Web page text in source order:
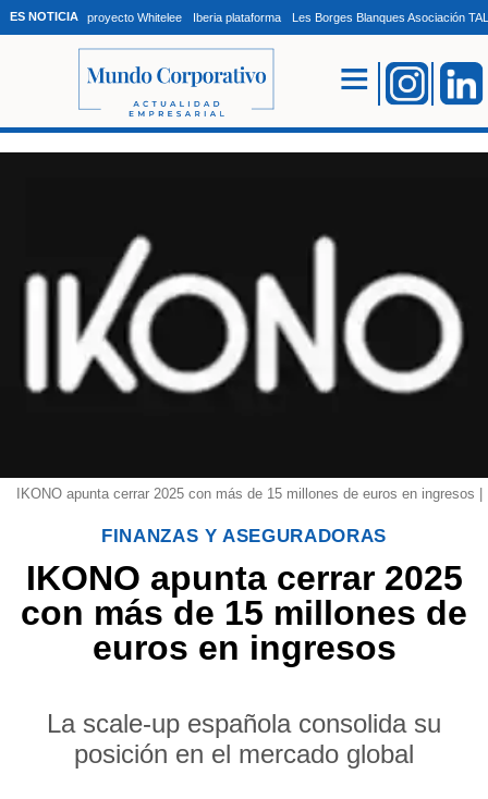
ES NOTICIA proyecto Whitelee Iberia plataforma Les Borges Blanques Asociación
IKONO apunta cerrar 2025 con más de 15 millones de euros en ingresos |
FINANZAS Y ASEGURADORAS
IKONO apunta cerrar 2025
con más de 15 millones de
euros en ingresos
La scale-up española consolida su
posición en el mercado global